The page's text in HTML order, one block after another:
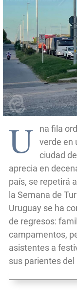
U
na fila
verde en
ciudad
aprecia en
país, se repetirá
la Semana de
Uruguay se ha
de regresos:
campamentos,
asistentes a
sus parientes del